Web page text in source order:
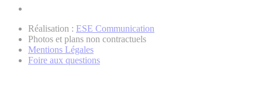
Réalisation : ESE Communication
Photos et plans non contractuels
Mentions Légales
Foire aux questions